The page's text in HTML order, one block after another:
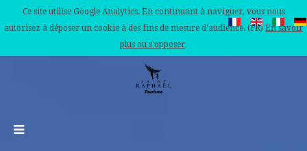
Ce site utilise Google Analytics. En continuant à naviguer, vous nous
autorisez à déposer un cookie à des fins de mesure d'audience. (FR) En savoir
plus ou s'opposer.